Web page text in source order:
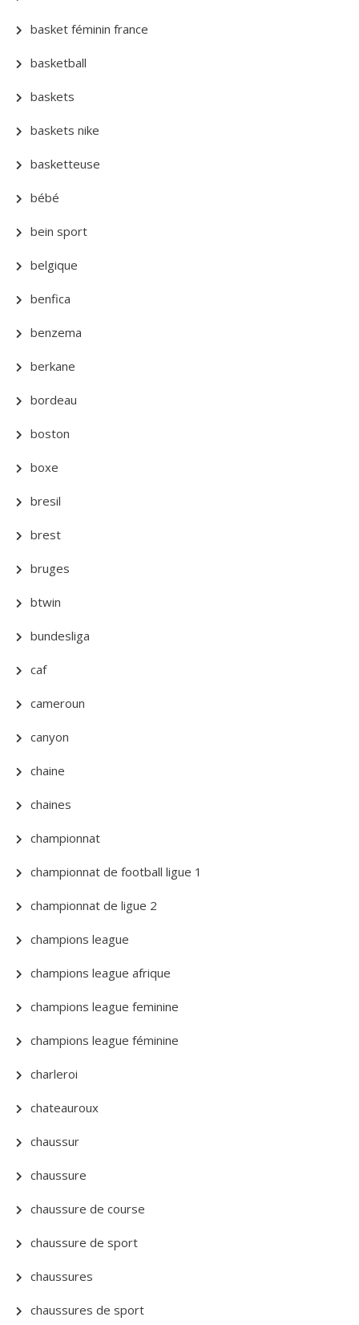
basket féminin france
basketball
baskets
baskets nike
basketteuse
bébé
bein sport
belgique
benfica
benzema
berkane
bordeau
boston
boxe
bresil
brest
bruges
btwin
bundesliga
caf
cameroun
canyon
chaine
chaines
championnat
championnat de football ligue 1
championnat de ligue 2
champions league
champions league afrique
champions league feminine
champions league féminine
charleroi
chateauroux
chaussur
chaussure
chaussure de course
chaussure de sport
chaussures
chaussures de sport